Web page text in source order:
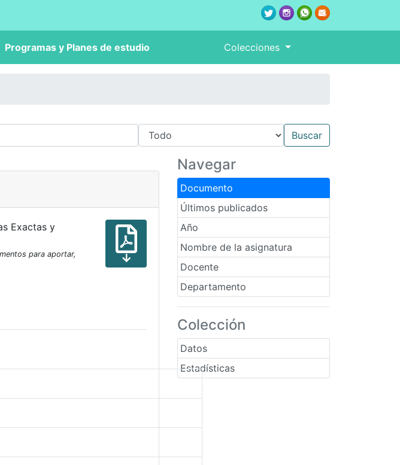
Programas y Planes de estudio Colecciones
Navegar
Documento
Últimos publicados
Año
Nombre de la asignatura
Docente
Departamento
Colección
Datos
Estadísticas
Exactas y
para aportar,